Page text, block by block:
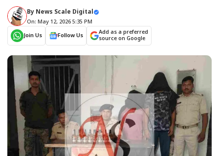
By News Scale Digital
On: May 12, 2026 5:35 PM
Join Us
Follow Us
Add as a preferred
source on Google